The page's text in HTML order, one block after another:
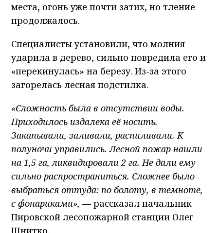
места, огонь уже почти затих, но тление
продолжалось.
Специалисты установили, что молния
ударила в дерево, сильно повредила его и
«перекинулась» на березу. Из-за этого
загорелась лесная подстилка.
«Сложность была в отсутствии воды.
Приходилось издалека её носить.
Закапывали, заливали, распиливали. К
полуночи управились. Лесной пожар нашли
на 1,5 га, ликвидировали 2 га. Не дали ему
сильно распространиться. Сложнее было
выбраться оттуда: по болоту, в темноте,
с фонариками», — рассказал начальник
Пировской лесопожарной станции Олег